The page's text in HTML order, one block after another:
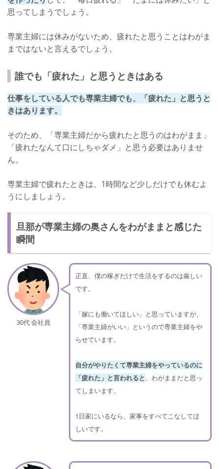
思ってしまうでしょう。
専業主婦には休みがないため、疲れたと思うことはわがま
まではないと言えるでしょう。
誰でも「疲れた」と思うときはある
仕事をしている人でも専業主婦でも、「疲れた」と思うと
きはあります。
そのため、「専業主婦だから疲れたと思うのはわがまま」
「疲れたなんて口にしちゃダメ」と思う必要はありませ
ん。
専業主婦で疲れたときは、1時間など少しだけでも休むよ
うにしましょう。
旦那が専業主婦の奥さんをわがままと感じた
瞬間
30代 会社員
正直、僕の稼ぎだけで生活をするのは厳しい
です。
「嫁にも働いてほしい」と思っていますが、
「専業主婦がいい」というので専業主婦をや
らせています。
自分がやりたくて専業主婦をやっているのに
「疲れた」と言われると、わがままだと思っ
てしまいます。
1日家にいるなら、家事をすべてこなしてほ
しいです。